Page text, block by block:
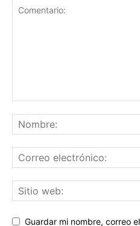
Guardar mi nombre, correo